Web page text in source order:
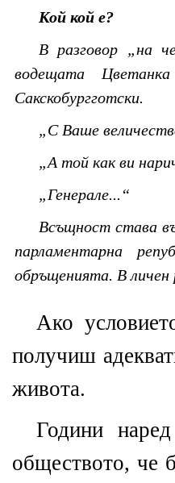
Кой кой е?
В разговор „на
водещата
Сакскобургготски.
„С Ваше
„А той как ви
„Генерале...“
Всъщност става
парламентарна
обръщенията. В личен
Ако
получиш
живота.
Години
обществото, че